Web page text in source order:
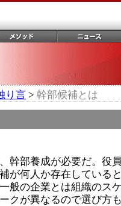
り言 > 幹部候補とは
幹部養成が必要だ。役
が何人か存在している
般の企業とは組織のス
クが異なるので選び方